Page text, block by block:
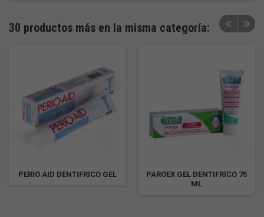
30 productos más en la misma categoría:
PERIO AID DENTIFRICO GEL
PAROEX GEL DENTIFRICO 75
ML